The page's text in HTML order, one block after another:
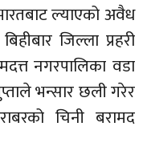
ल्याएको अवैध
जिल्ला प्रहरी
नगरपालिका वडा
भन्सार छली गरेर
चिनी बरामद